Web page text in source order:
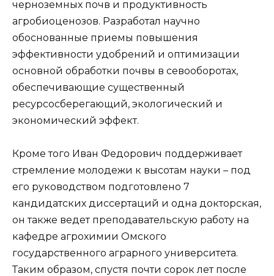
черноземных почв и продуктивность
агробиоценозов. Разработал научно
обоснованные приемы повышения
эффективности удобрений и оптимизации
основной обработки почвы в севооборотах,
обеспечивающие существенный
ресурсосберегающий, экологический и
экономический эффект.
Кроме того Иван Федорович поддерживает
стремление молодежи к высотам науки – под
его руководством подготовлено 7
кандидатских диссертаций и одна докторская,
он также ведет преподавательскую работу на
кафедре агрохимии Омского
государственного аграрного университета.
Таким образом, спустя почти сорок лет после